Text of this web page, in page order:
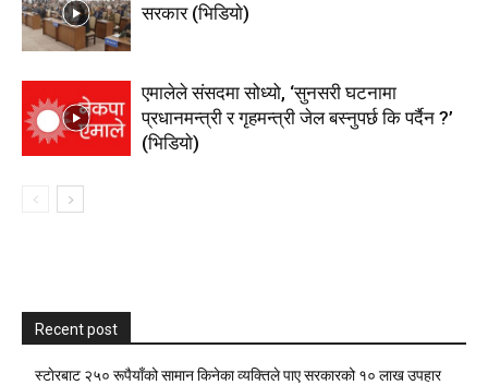
सरकार (भिडियाे)
एमालेले संसदमा सोध्यो, ‘सुनसरी घटनामा
प्रधानमन्त्री र गृहमन्त्री जेल बस्नुपर्छ कि पर्दैन ?’
(भिडियाे)
Recent post
स्टाेरबाट २५० रूपैयाँको सामान किनेका व्यक्तिले पाए सरकारको १० लाख उपहार